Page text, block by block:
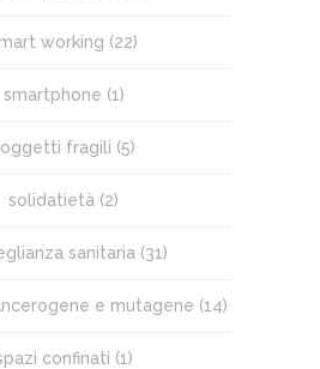
working (22)
smartphone (1)
fragili (5)
solidatietà (2)
sanitaria (31)
e mutagene (14)
confinati (1)